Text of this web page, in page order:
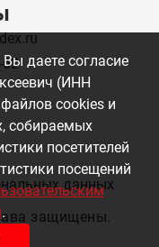
защищены.
данных
даете согласие
(ИНН
cookies и
собираемых
посетителей
посещений
.